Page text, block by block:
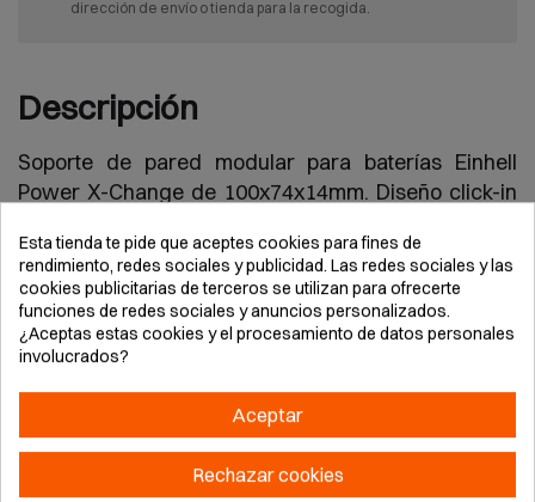
dirección de envío o tienda para la recogida.
Descripción
Soporte de pared modular para baterías Einhell
Power X-Change de 100x74x14mm. Diseño click-in
para montaje sencillo. Incluye 4 tornillos y 4 tacos
para hormigón. Ampliable sin límite. Apto para
talleres, vehículos y espacios verticales. Fabricado
en plástico resistente. Compatible con todas las
baterías PXC.
Esta tienda te pide que aceptes cookies para fines de
rendimiento, redes sociales y publicidad. Las redes sociales y las
cookies publicitarias de terceros se utilizan para ofrecerte
funciones de redes sociales y anuncios personalizados.
¿Aceptas estas cookies y el procesamiento de datos personales
involucrados?
Aceptar
Rechazar cookies